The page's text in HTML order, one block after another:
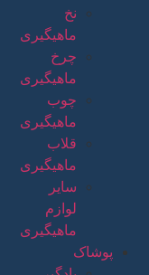
نخ
ماهیگیری
چرخ
ماهیگیری
چوب
ماهیگیری
قلاب
ماهیگیری
سایر
لوازم
ماهیگیری
پوشاک